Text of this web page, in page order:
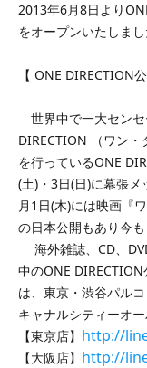
2013年6月8日より
をオープンいたしまし
【 ONE DIRECTION
世界中で一大セン
DIRECTION （ワン
を行っているONE
(土)・3日(日)に幕張
月1日(木)には映画『
の日本公開もあり今
海外雑誌、CD、
中のONE DIRECTION
は、東京・渋谷パル
キャナルシティーオ
【東京店】 http://
【大阪店】 http://